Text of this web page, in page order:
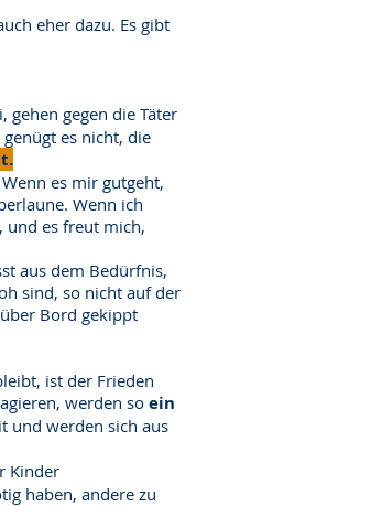
eher dazu. Es gibt
gehen gegen die Täter
es nicht, die
es mir gutgeht,
Wenn ich
und es freut mich,
aus dem Bedürfnis,
sind, so nicht auf der
Bord gekippt
ist der Frieden
werden so ein
und werden sich aus
Kinder
haben, andere zu